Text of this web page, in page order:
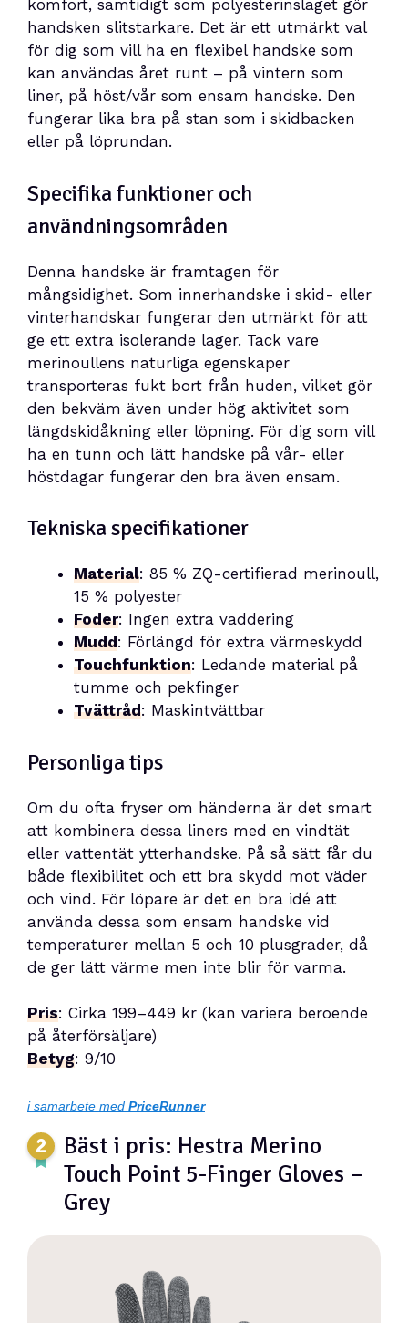
komfort, samtidigt som polyesterinslaget gör
handsken slitstarkare. Det är ett utmärkt val
för dig som vill ha en flexibel handske som
kan användas året runt – på vintern som
liner, på höst/vår som ensam handske. Den
fungerar lika bra på stan som i skidbacken
eller på löprundan.
Specifika funktioner och
användningsområden
Denna handske är framtagen för
mångsidighet. Som innerhandske i skid- eller
vinterhandskar fungerar den utmärkt för att
ge ett extra isolerande lager. Tack vare
merinoullens naturliga egenskaper
transporteras fukt bort från huden, vilket gör
den bekväm även under hög aktivitet som
längdskidåkning eller löpning. För dig som vill
ha en tunn och lätt handske på vår- eller
höstdagar fungerar den bra även ensam.
Tekniska specifikationer
Material: 85 % ZQ-certifierad merinoull,
15 % polyester
Foder: Ingen extra vaddering
Mudd: Förlängd för extra värmeskydd
Touchfunktion: Ledande material på
tumme och pekfinger
Tvättråd: Maskintvättbar
Personliga tips
Om du ofta fryser om händerna är det smart
att kombinera dessa liners med en vindtät
eller vattentät ytterhandske. På så sätt får du
både flexibilitet och ett bra skydd mot väder
och vind. För löpare är det en bra idé att
använda dessa som ensam handske vid
temperaturer mellan 5 och 10 plusgrader, då
de ger lätt värme men inte blir för varma.
Pris: Cirka 199–449 kr (kan variera beroende
på återförsäljare)
Betyg: 9/10
i samarbete med PriceRunner
Bäst i pris: Hestra Merino
Touch Point 5-Finger Gloves –
Grey